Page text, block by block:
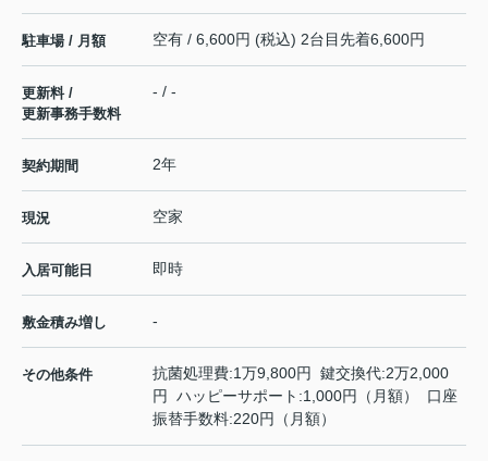
駐車場 / 月額 空有 / 6,600円 (税込) 2台目先着6,600円
更新料 /
更新事務手数料
- / -
契約期間 2年
現況 空家
入居可能日 即時
敷金積み増し -
その他条件
抗菌処理費:1万9,800円 鍵交換代:2万2,000
円 ハッピーサポート:1,000円（月額） 口座
振替手数料:220円（月額）